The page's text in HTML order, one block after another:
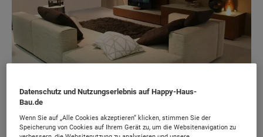
Früher auch als Salon, Wohnstube oder gute
Stube bezeichnet, spiegelt der heutige Name
Datenschutz und Nutzungserlebnis auf Happy-Haus-
Bau.de
Wenn Sie auf „Alle Cookies akzeptieren“ klicken, stimmen Sie der
Speicherung von Cookies auf Ihrem Gerät zu, um die Websitenavigation zu